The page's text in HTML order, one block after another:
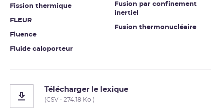
Fission thermique
FLEUR
Fluence
Fluide caloporteur
Fusion par confinement
inertiel
Fusion thermonucléaire
Télécharger le lexique
(CSV - 274.18 Ko )